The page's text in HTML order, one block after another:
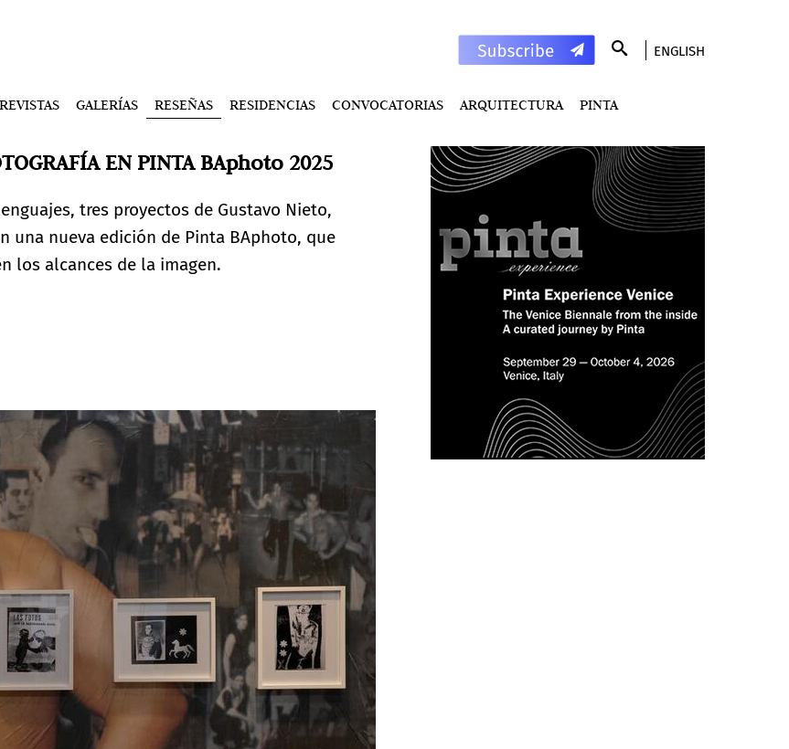
ENGLISH
GALERÍAS RESEÑAS RESIDENCIAS CONVOCATORIAS ARQUITECTURA PINTA
EN PINTA BAphoto 2025
tres proyectos de Gustavo Nieto,
una nueva edición de Pinta BAphoto, que
los alcances de la imagen.